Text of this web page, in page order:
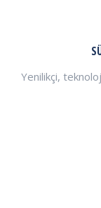
Yenilikçi,